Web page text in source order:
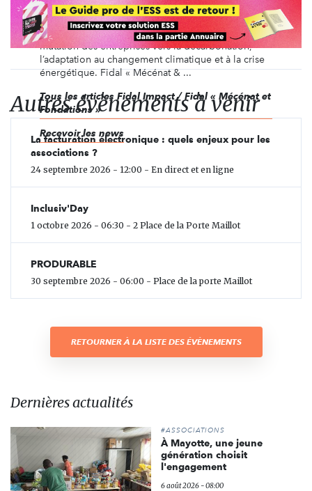
Fidal Impact réunit des expertises autour du droit,
de la stratégie et du financement pour développer
des solutions et de nouveaux formats permettant la
mutation des entreprises vers la décarbonation,
l’adaptation au changement climatique et à la crise
énergétique. Fidal « Mécénat & ...
Tous les articles Fidal Impact / Fidal « Mécénat et
Fondations »
Recevoir les news
Autres évènements à venir
La facturation électronique : quels enjeux pour les
associations ?
24 septembre 2026 - 12:00 - En direct et en ligne
Inclusiv'Day
1 octobre 2026 - 06:30 - 2 Place de la Porte Maillot
PRODURABLE
30 septembre 2026 - 06:00 - Place de la porte Maillot
RETOURNER À LA LISTE DES ÉVÈNEMENTS
Dernières actualités
#ASSOCIATIONS
À Mayotte, une jeune
génération choisit
l'engagement
6 août 2026 - 08:00